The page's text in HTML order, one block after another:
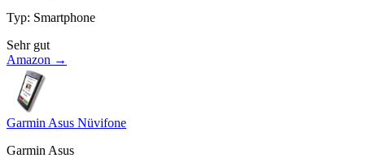
Typ: Smartphone
Sehr gut
Amazon →
Garmin Asus Nüvifone
Garmin Asus